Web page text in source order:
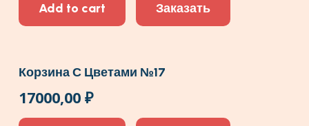
Add to cart Заказать
Корзина С Цветами №17
17000,00 ₽